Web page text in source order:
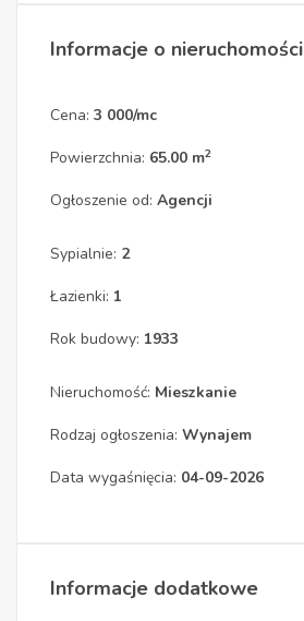
Informacje o nieruchomości
Cena: 3 000/mc
Powierzchnia: 65.00 m2
Ogłoszenie od: Agencji
Sypialnie: 2
Łazienki: 1
Rok budowy: 1933
Nieruchomość: Mieszkanie
Rodzaj ogłoszenia: Wynajem
Data wygaśnięcia: 04-09-2026
Informacje dodatkowe